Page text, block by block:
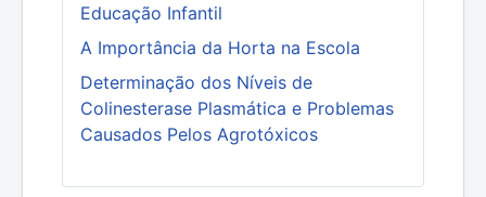
Educação Infantil
A Importância da Horta na Escola
Determinação dos Níveis de
Colinesterase Plasmática e Problemas
Causados Pelos Agrotóxicos